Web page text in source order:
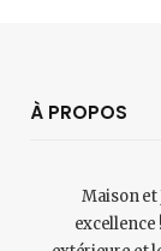
À PROPOS
Maison et
excellence